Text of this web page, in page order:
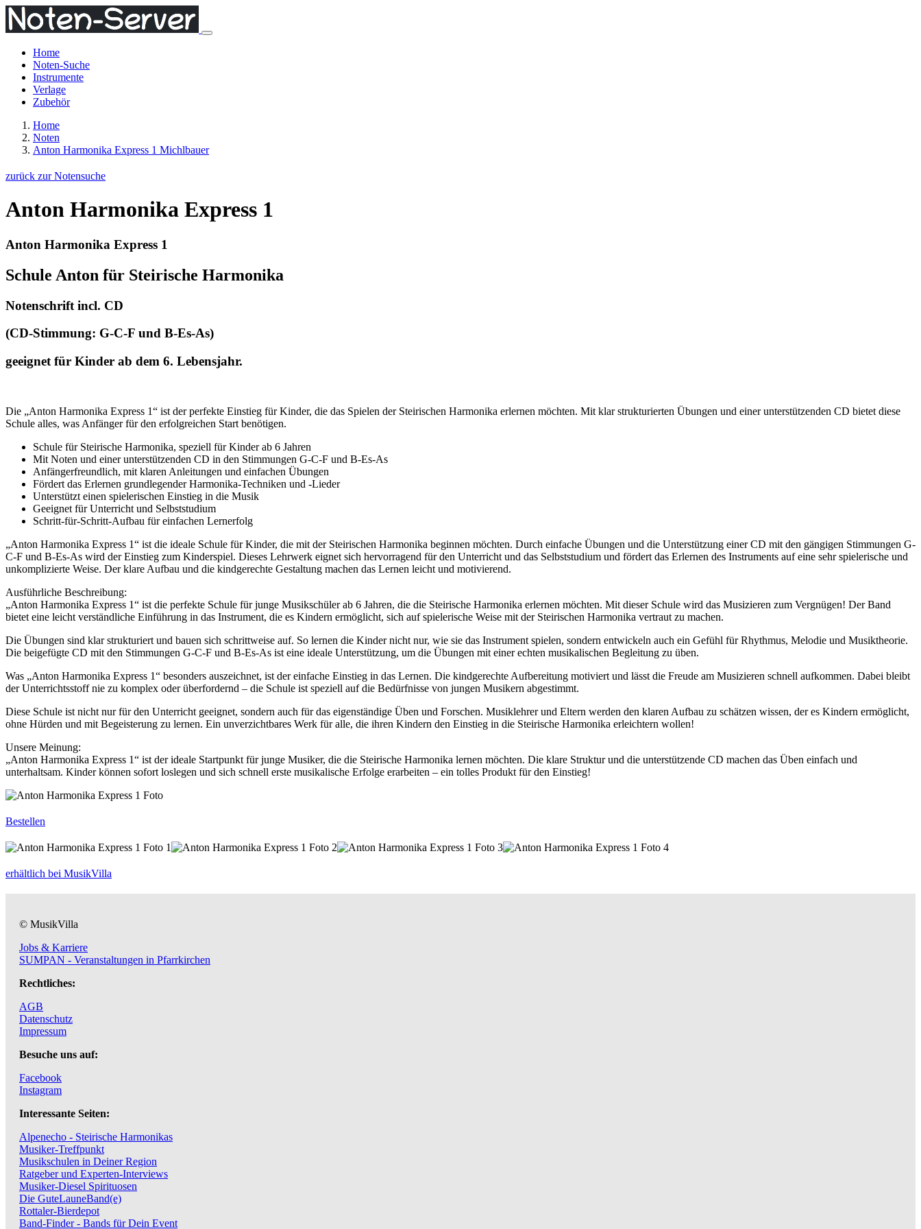
Home
Noten-Suche
Instrumente
Verlage
Zubehör
Home
Noten
Anton Harmonika Express 1 Michlbauer
zurück zur Notensuche
Anton Harmonika Express 1
Anton Harmonika Express 1
Schule Anton für Steirische Harmonika
Notenschrift incl. CD
(CD-Stimmung: G-C-F und B-Es-As)
geeignet für Kinder ab dem 6. Lebensjahr.
Die „Anton Harmonika Express 1“ ist der perfekte Einstieg für Kinder, die das Spielen der Steirischen Harmonika erlernen möchten. Mit klar strukturierten Übungen und einer unterstützenden CD bietet diese
Schule alles, was Anfänger für den erfolgreichen Start benötigen.
Schule für Steirische Harmonika, speziell für Kinder ab 6 Jahren
Mit Noten und einer unterstützenden CD in den Stimmungen G-C-F und B-Es-As
Anfängerfreundlich, mit klaren Anleitungen und einfachen Übungen
Fördert das Erlernen grundlegender Harmonika-Techniken und -Lieder
Unterstützt einen spielerischen Einstieg in die Musik
Geeignet für Unterricht und Selbststudium
Schritt-für-Schritt-Aufbau für einfachen Lernerfolg
„Anton Harmonika Express 1“ ist die ideale Schule für Kinder, die mit der Steirischen Harmonika beginnen möchten. Durch einfache Übungen und die Unterstützung einer CD mit den gängigen Stimmungen G-
C-F und B-Es-As wird der Einstieg zum Kinderspiel. Dieses Lehrwerk eignet sich hervorragend für den Unterricht und das Selbststudium und fördert das Erlernen des Instruments auf eine sehr spielerische und
unkomplizierte Weise. Der klare Aufbau und die kindgerechte Gestaltung machen das Lernen leicht und motivierend.
Ausführliche Beschreibung:
„Anton Harmonika Express 1“ ist die perfekte Schule für junge Musikschüler ab 6 Jahren, die die Steirische Harmonika erlernen möchten. Mit dieser Schule wird das Musizieren zum Vergnügen! Der Band
bietet eine leicht verständliche Einführung in das Instrument, die es Kindern ermöglicht, sich auf spielerische Weise mit der Steirischen Harmonika vertraut zu machen.
Die Übungen sind klar strukturiert und bauen sich schrittweise auf. So lernen die Kinder nicht nur, wie sie das Instrument spielen, sondern entwickeln auch ein Gefühl für Rhythmus, Melodie und Musiktheorie.
Die beigefügte CD mit den Stimmungen G-C-F und B-Es-As ist eine ideale Unterstützung, um die Übungen mit einer echten musikalischen Begleitung zu üben.
Was „Anton Harmonika Express 1“ besonders auszeichnet, ist der einfache Einstieg in das Lernen. Die kindgerechte Aufbereitung motiviert und lässt die Freude am Musizieren schnell aufkommen. Dabei bleibt
der Unterrichtsstoff nie zu komplex oder überfordernd – die Schule ist speziell auf die Bedürfnisse von jungen Musikern abgestimmt.
Diese Schule ist nicht nur für den Unterricht geeignet, sondern auch für das eigenständige Üben und Forschen. Musiklehrer und Eltern werden den klaren Aufbau zu schätzen wissen, der es Kindern ermöglicht,
ohne Hürden und mit Begeisterung zu lernen. Ein unverzichtbares Werk für alle, die ihren Kindern den Einstieg in die Steirische Harmonika erleichtern wollen!
Unsere Meinung:
„Anton Harmonika Express 1“ ist der ideale Startpunkt für junge Musiker, die die Steirische Harmonika lernen möchten. Die klare Struktur und die unterstützende CD machen das Üben einfach und
unterhaltsam. Kinder können sofort loslegen und sich schnell erste musikalische Erfolge erarbeiten – ein tolles Produkt für den Einstieg!
Bestellen
erhältlich bei MusikVilla
© MusikVilla
Jobs & Karriere
SUMPAN - Veranstaltungen in Pfarrkirchen
Rechtliches:
AGB
Datenschutz
Impressum
Besuche uns auf:
Facebook
Instagram
Interessante Seiten:
Alpenecho - Steirische Harmonikas
Musiker-Treffpunkt
Musikschulen in Deiner Region
Ratgeber und Experten-Interviews
Musiker-Diesel Spirituosen
Die GuteLauneBand(e)
Rottaler-Bierdepot
Band-Finder - Bands für Dein Event